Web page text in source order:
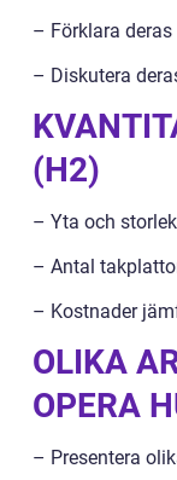
– Förklara
– Diskutera
(H2)
– Yta och
– Antal
– Kostnader
OLIKA
OPERA
– Presentera